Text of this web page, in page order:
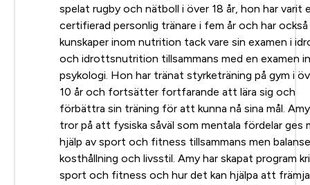
spelat rugby och nätboll i över 18 år, hon har varit
certifierad personlig tränare i fem år och har också
kunskaper inom nutrition tack vare sin examen i
och idrottsnutrition tillsammans med en examen
psykologi. Hon har tränat styrketräning på gym i
10 år och fortsätter fortfarande att lära sig och
förbättra sin träning för att kunna nå sina mål. Amy
tror på att fysiska såväl som mentala fördelar ges
hjälp av sport och fitness tillsammans men
kosthållning och livsstil. Amy har skapat program
sport och fitness och hur det kan hjälpa att främja